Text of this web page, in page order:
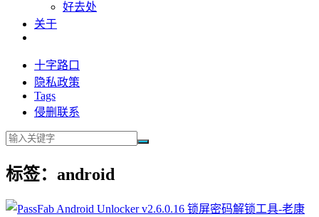
好去处
关于
十字路口
隐私政策
Tags
侵删联系
标签：android